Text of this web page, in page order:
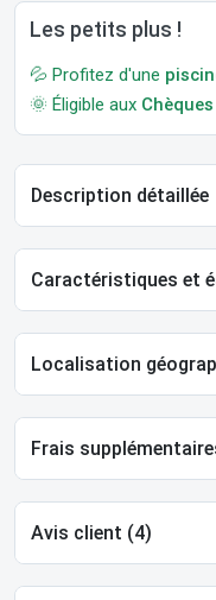
Les petits plus !
💦 Profitez d'une
🌞 Éligible aux
Description détaillée
Caractéristiques et
Localisation
Frais
Avis client (4)